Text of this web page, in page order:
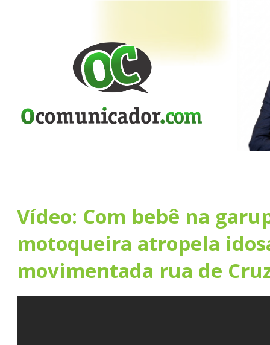
Vídeo: Com bebê na
motoqueira atropela
movimentada rua de